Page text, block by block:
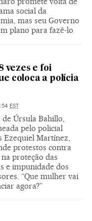
social da
mas seu Governo
plano para fazê-lo
vezes e foi
coloca a polícia
EST
Úrsula Bahillo,
pelo policial
Ezequiel Martínez,
protestos contra
proteção das
e impunidade dos
“Que mulher vai
agora?”